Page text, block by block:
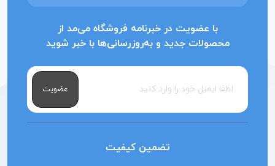
با عضویت در خبرنامه فروشگاه می‌مد از
محصولات جدید و به‌روزرسانی‌ها با خبر شوید
عضویت
تضمین کیفیت